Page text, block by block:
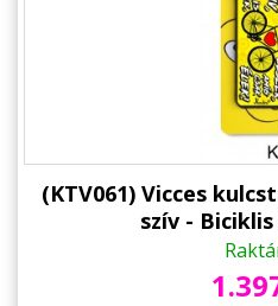
(KTV061) Vicces
szív -